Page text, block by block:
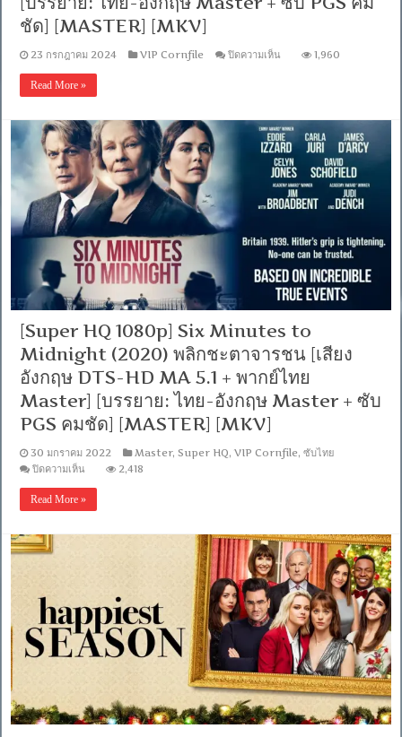
[1080P]
ชัด] [MASTER] [MKV]
23 กรกฎาคม 2024 VIP Cornfile ปิดความเห็นบน
But
You
(2023)
เกลียด
นัก
รัก
ซะ
[เสียง
อังกฤษ
DD+
5.1.Atmos
/
พากย์
ไทย
DD
5.1
Master
แท้.]
[บรรยาย:
ไทย-
+
[MKV]
1,960
Read More »
[Super HQ 1080p] Six Minutes to
Midnight (2020) พลิกชะตาจารชน [เสียง
อังกฤษ DTS-HD MA 5.1 + พากย์ไทย
Master] [บรรยาย: ไทย-อังกฤษ Master + ซับ
PGS คมชัด] [MASTER] [MKV]
30 มกราคม 2022 Master,Super HQ,VIP Cornfile,ซับไทย
ปิดความเห็นบน
1080p]
Minutes
จาร
ชน
[เสียง
DTS-
MA
5.1
2,418
Read More »